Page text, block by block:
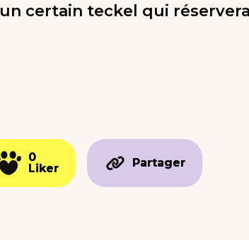
un certain teckel qui
0
Liker
0
Liker
Partager
Partager